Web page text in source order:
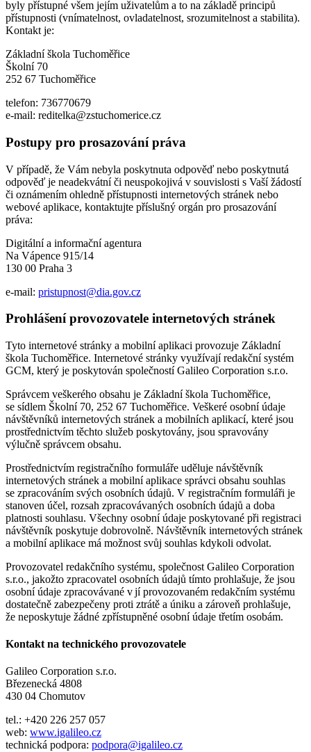
byly přístupné všem jejím uživatelům a to na základě principů
přístupnosti (vnímatelnost, ovladatelnost, srozumitelnost a stabilita).
Kontakt je:
Základní škola Tuchoměřice
Školní 70
252 67 Tuchoměřice
telefon: 736770679
e-mail: reditelka@zstuchomerice.cz
Postupy pro prosazování práva
V případě, že Vám nebyla poskytnuta odpověď nebo poskytnutá
odpověď je neadekvátní či neuspokojivá v souvislosti s Vaší žádostí
či oznámením ohledně přístupnosti internetových stránek nebo
webové aplikace, kontaktujte příslušný orgán pro prosazování
práva:
Digitální a informační agentura
Na Vápence 915/14
130 00 Praha 3
e-mail: pristupnost@dia.gov.cz
Prohlášení provozovatele internetových stránek
Tyto internetové stránky a mobilní aplikaci provozuje Základní
škola Tuchoměřice. Internetové stránky využívají redakční systém
GCM, který je poskytován společností Galileo Corporation s.r.o.
Správcem veškerého obsahu je Základní škola Tuchoměřice,
se sídlem Školní 70, 252 67 Tuchoměřice. Veškeré osobní údaje
návštěvníků internetových stránek a mobilních aplikací, které jsou
prostřednictvím těchto služeb poskytovány, jsou spravovány
výlučně správcem obsahu.
Prostřednictvím registračního formuláře uděluje návštěvník
internetových stránek a mobilní aplikace správci obsahu souhlas
se zpracováním svých osobních údajů. V registračním formuláři je
stanoven účel, rozsah zpracovávaných osobních údajů a doba
platnosti souhlasu. Všechny osobní údaje poskytované při registraci
návštěvník poskytuje dobrovolně. Návštěvník internetových stránek
a mobilní aplikace má možnost svůj souhlas kdykoli odvolat.
Provozovatel redakčního systému, společnost Galileo Corporation
s.r.o., jakožto zpracovatel osobních údajů tímto prohlašuje, že jsou
osobní údaje zpracovávané v jí provozovaném redakčním systému
dostatečně zabezpečeny proti ztrátě a úniku a zároveň prohlašuje,
že neposkytuje žádné zpřístupněné osobní údaje třetím osobám.
Kontakt na technického provozovatele
Galileo Corporation s.r.o.
Březenecká 4808
430 04 Chomutov
tel.: +420 226 257 057
web: www.igalileo.cz
technická podpora: podpora@igalileo.cz